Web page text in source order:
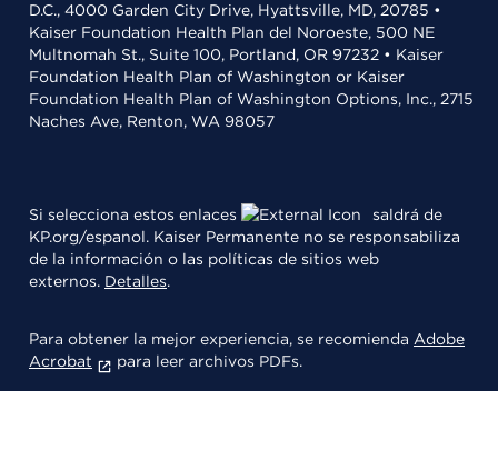
D.C., 4000 Garden City Drive, Hyattsville, MD, 20785 •
Kaiser Foundation Health Plan del Noroeste, 500 NE
Multnomah St., Suite 100, Portland, OR 97232 • Kaiser
Foundation Health Plan of Washington or Kaiser
Foundation Health Plan of Washington Options, Inc., 2715
Naches Ave, Renton, WA 98057
Si selecciona estos enlaces
saldrá de
KP.org/espanol. Kaiser Permanente no se responsabiliza
de la información o las políticas de sitios web
externos. Detalles.
Para obtener la mejor experiencia, se recomienda Adobe
Acrobat
para leer archivos PDFs.